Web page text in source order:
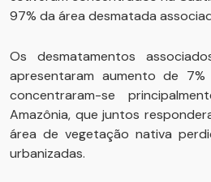
97% da área desmatada
Os desmatamentos
apresentaram aumento de
concentraram-se
Amazônia, que juntos
área de vegetação nativa
urbanizadas.